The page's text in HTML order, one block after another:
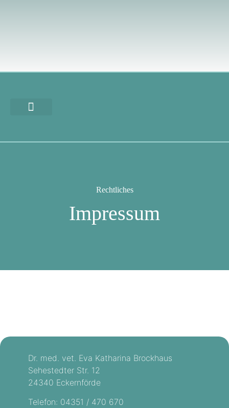
Rechtliches
Impressum
Dr. med. vet. Eva Katharina Brockhaus
Sehestedter Str. 12
24340 Eckernförde
Telefon: 04351 / 470 670